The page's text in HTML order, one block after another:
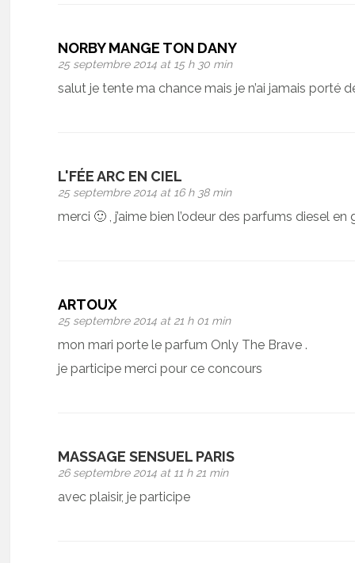
NORBY MANGE TON DANY
25 septembre 2014 at 15 h 30 min
salut je tente ma chance mais je n’ai jamais porté
L'FÉE ARC EN CIEL
25 septembre 2014 at 16 h 38 min
merci 🙂 , j’aime bien l’odeur des parfums diesel en
ARTOUX
25 septembre 2014 at 21 h 01 min
mon mari porte le parfum Only The Brave .
je participe merci pour ce concours
MASSAGE SENSUEL PARIS
26 septembre 2014 at 11 h 21 min
avec plaisir, je participe